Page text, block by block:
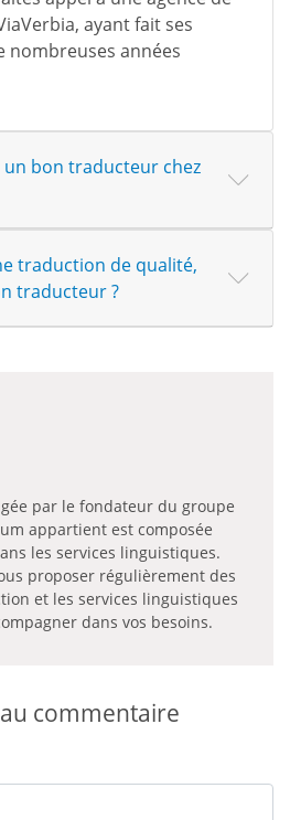
ayant fait ses
nombreuses années
bon traducteur chez
traduction de qualité,
traducteur ?
par le fondateur du groupe
appartient est composée
les services linguistiques.
proposer régulièrement des
et les services linguistiques
dans vos besoins.
commentaire